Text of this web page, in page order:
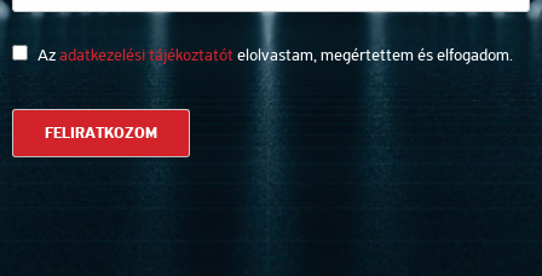
Az adatkezelési tájékoztatót elolvastam, megértettem és elfogadom.